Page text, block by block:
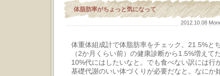
体脂肪率がちょっと気になって
2012.10.08
体重体組成計で体脂肪率をチェック。21.5%と
（2か月くらい前）の健康診断から1.5%増えて
10%代にはしたいなと。でも食べない訳には行
基礎代謝のいい体づくりが必要だなと。なにか